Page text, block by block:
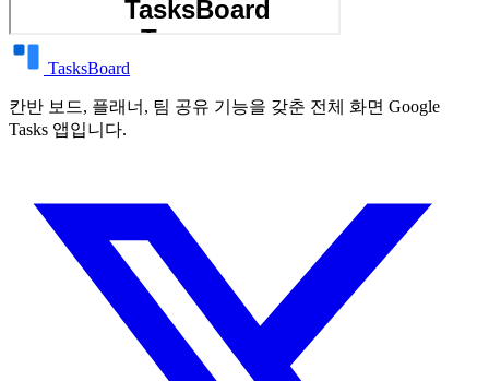
TasksBoard
칸반 보드, 플래너, 팀 공유 기능을 갖춘 전체 화면 Google
Tasks 앱입니다.